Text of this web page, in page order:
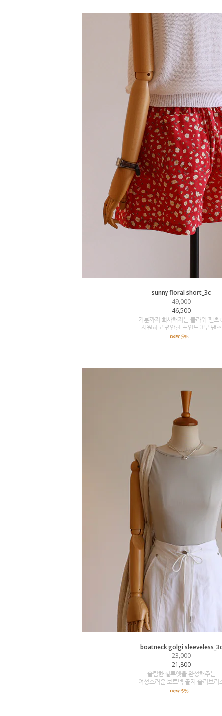
sunny floral short_3c
49,000
46,500
기분까지 화사해지는 플라워 팬
시원하고 편안한 포인트 3부 팬츠
boatneck golgi sleeveless_3c
23,000
21,800
슬림한 실루엣을 완성해주는
여성스러운 보트넥 골지 슬리브리